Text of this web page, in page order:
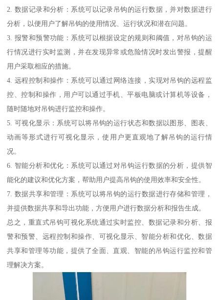
2. 数据记录和分析：系统可以记录吊钩的运行数据，并对数据进行
分析，以便用户了解吊钩的使用情况、运行状况和潜在问题。
3. 报警和预警功能：系统可以根据设定的规则和阈值，对吊钩的运
行情况进行实时监测，并在发现异常或危险情况时发出警报，提醒
用户采取相应的措施。
4. 远程控制和操作：系统可以通过网络连接，实现对吊钩的远程监
控、控制和操作，用户可以通过手机、平板电脑或计算机等设备，
随时随地对吊钩进行监控和操作。
5. 可视化显示：系统可以将吊钩的运行状态和数据以图形、图表、
动画等形式进行可视化显示，使用户更直观地了解吊钩的运行情
况。
6. 智能分析和优化：系统可以通过对吊钩运行数据的分析，提供智
能化的建议和优化方案，帮助用户提高吊钩的使用效率和安全性。
7. 数据共享和管理：系统可以将吊钩的运行数据进行存储和管理，
并提供数据共享和导出功能，方便用户进行数据分析和报告生成。
总之，重直式吊钩可视化系统通过实时监控、数据记录和分析、报
警和预警、远程控制和操作、可视化显示、智能分析和优化、数据
共享和管理等功能，提供了全面、直观、智能的吊钩运行监控和管
理解决方案。